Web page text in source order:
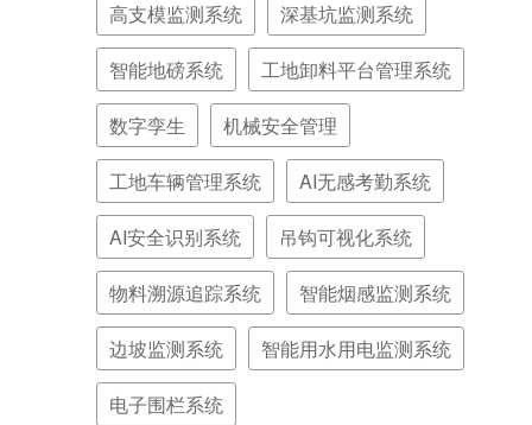
高支模监测系统 深基坑监测系统
智能地磅系统 工地卸料平台管理系统
数字孪生 机械安全管理
工地车辆管理系统 AI无感考勤系统
AI安全识别系统 吊钩可视化系统
物料溯源追踪系统 智能烟感监测系统
边坡监测系统 智能用水用电监测系统
电子围栏系统